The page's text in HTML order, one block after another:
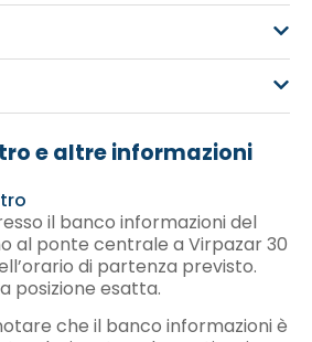
e altre informazioni
il banco informazioni del
al ponte centrale a Virpazar 30
di partenza previsto.
posizione esatta.
che il banco informazioni è